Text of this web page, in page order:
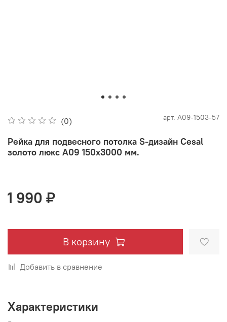
(0) арт. А09-1503-57
Рейка для подвесного потолка S-дизайн Cesal
золото люкс А09 150х3000 мм.
1 990 ₽
В корзину
Добавить в сравнение
Характеристики